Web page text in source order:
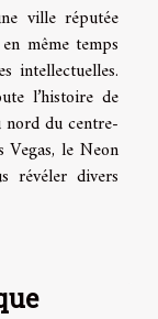
ville réputée
même temps
intellectuelles.
l’histoire de
nord du centre-
Vegas, le Neon
révéler divers